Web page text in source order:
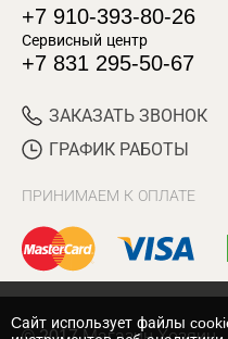
+7 910-393-80-26
Сервисный центр
+7 831 295-50-67
ЗАКАЗАТЬ ЗВОНОК
ГРАФИК РАБОТЫ
ПРИНИМАЕМ К ОПЛАТЕ
Cайт использует файлы